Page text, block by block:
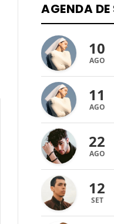
AGENDA
10
AGO
11
AGO
22
AGO
12
SET